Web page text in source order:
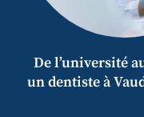
De l’université
un dentiste à